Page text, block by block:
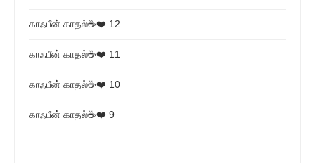
காஃபீன் காதல்☕❤️ 12
காஃபீன் காதல்☕❤️ 11
காஃபீன் காதல்☕❤️ 10
காஃபீன் காதல்☕❤️ 9